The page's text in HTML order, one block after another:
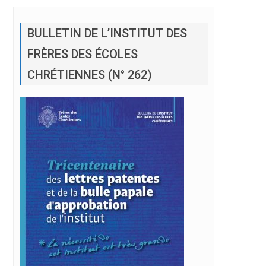
BULLETIN DE L’INSTITUT DES
FRÈRES DES ÉCOLES
CHRÉTIENNES (N° 262)